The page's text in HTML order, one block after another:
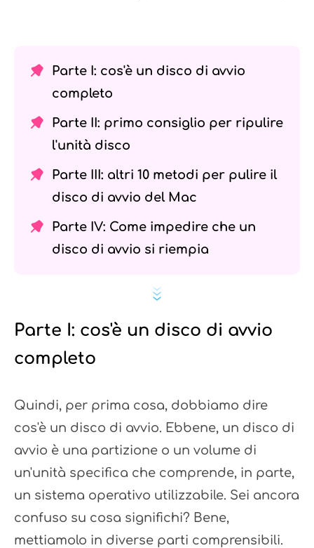
Parte I: cos'è un disco di avvio
completo
Parte II: primo consiglio per ripulire
l'unità disco
Parte III: altri 10 metodi per pulire il
disco di avvio del Mac
Parte IV: Come impedire che un
disco di avvio si riempia
Parte I: cos'è un disco di avvio
completo
Quindi, per prima cosa, dobbiamo dire
cos'è un disco di avvio. Ebbene, un disco di
avvio è una partizione o un volume di
un'unità specifica che comprende, in parte,
un sistema operativo utilizzabile. Sei ancora
confuso su cosa significhi? Bene,
mettiamolo in diverse parti comprensibili.